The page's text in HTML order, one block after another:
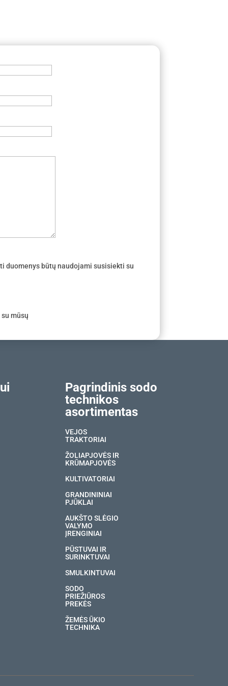
duomenys būtų naudojami susisiekti su
mūsų
Pagrindinis sodo
technikos
asortimentas
VEJOS
TRAKTORIAI
ŽOLIAPJOVĖS IR
KRŪMAPJOVĖS
KULTIVATORIAI
GRANDININIAI
PJŪKLAI
AUKŠTO SLĖGIO
VALYMO
ĮRENGINIAI
PŪSTUVAI IR
SURINKTUVAI
SMULKINTUVAI
SODO
PRIEŽIŪROS
PREKĖS
ŽEMĖS ŪKIO
TECHNIKA